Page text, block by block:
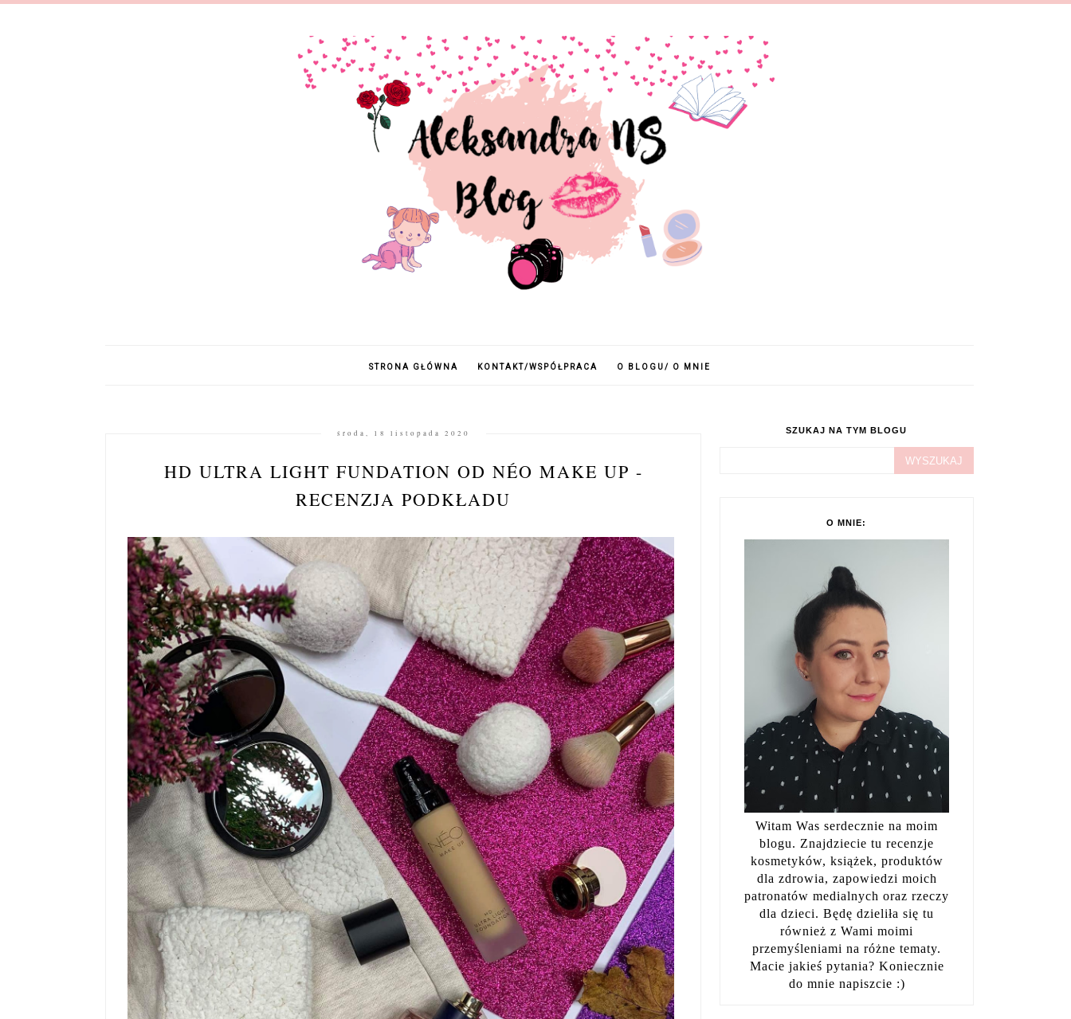
STRONA GŁÓWNA KONTAKT/WSPÓŁPRACA O BLOGU/ O MNIE
środa, 18 listopada 2020
HD ULTRA LIGHT FUNDATION OD NÉO MAKE UP -
RECENZJA PODKŁADU
SZUKAJ NA TYM BLOGU
O MNIE:
Witam Was serdecznie na moim
blogu. Znajdziecie tu recenzje
kosmetyków, książek, produktów
dla zdrowia, zapowiedzi moich
patronatów medialnych oraz rzeczy
dla dzieci. Będę dzieliła się tu
również z Wami moimi
przemyśleniami na różne tematy.
Macie jakieś pytania? Koniecznie
do mnie napiszcie :)